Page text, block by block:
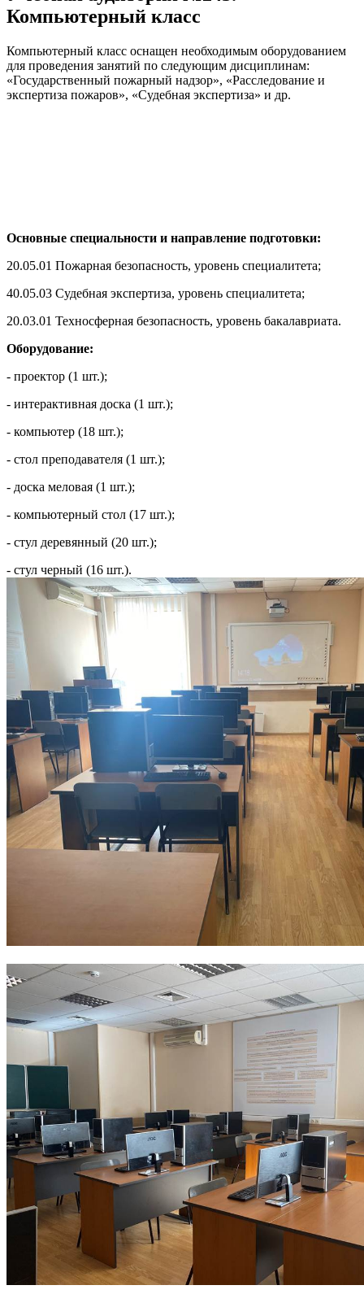
Компьютерный класс
Компьютерный класс оснащен необходимым оборудованием
для проведения занятий по следующим дисциплинам:
«Государственный пожарный надзор», «Расследование и
экспертиза пожаров», «Судебная экспертиза» и др.
Основные специальности и направление подготовки:
20.05.01 Пожарная безопасность, уровень специалитета;
40.05.03 Судебная экспертиза, уровень специалитета;
20.03.01 Техносферная безопасность, уровень бакалавриата.
Оборудование:
- проектор (1 шт.);
- интерактивная доска (1 шт.);
- компьютер (18 шт.);
- стол преподавателя (1 шт.);
- доска меловая (1 шт.);
- компьютерный стол (17 шт.);
- стул деревянный (20 шт.);
- стул черный (16 шт.).